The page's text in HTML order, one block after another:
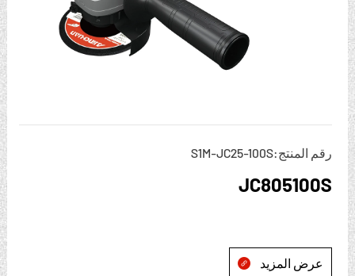
رقم المنتج:S1M-JC25-100S
JC805100S
عرض المزيد 